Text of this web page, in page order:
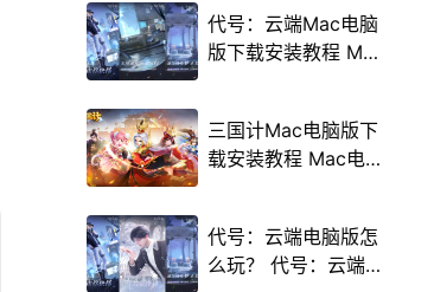
程
代号：云端Mac电脑
版下载安装教程 Mac
三国计Mac电脑版下
载安装教程 Mac电脑
代号：云端电脑版怎
么玩？ 代号：云端性